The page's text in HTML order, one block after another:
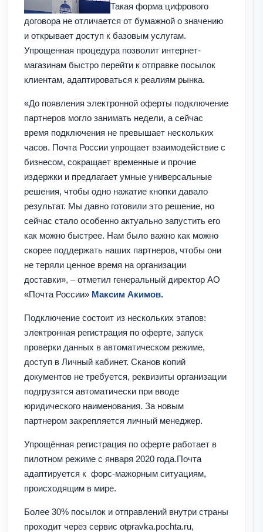
Такая форма цифрового
договора не отличается от бумажной о значению
и открывает доступ к базовым услугам.
Упрощенная процедура позволит интернет-
магазинам быстро перейти к отправке посылок
клиентам, адаптироваться к реалиям рынка.
«До появления электронной оферты подключение
партнеров могло занимать недели, а сейчас
время подключения не превышает нескольких
часов. Почта России упрощает взаимодействие с
бизнесом, сокращает временные и прочие
издержки и предлагает умные универсальные
решения, чтобы одно нажатие кнопки давало
результат. Мы давно готовили это решение, но
сейчас стало особенно актуально запустить его
как можно быстрее. Нам было важно как можно
скорее поддержать наших партнеров, чтобы они
не теряли ценное время на организации
доставки», – отметил генеральный директор АО
«Почта России» Максим Акимов.
Подключение состоит из нескольких этапов:
электронная регистрация по оферте, запуск
проверки данных в автоматическом режиме,
доступ в Личный кабинет. Сканов копий
документов не требуется, реквизиты организации
подгрузятся автоматически при вводе
юридического наименования. За новым
партнером закрепляется личный менеджер.
Упрощённая регистрация по оферте работает в
пилотном режиме с января 2020 года.Почта
адаптируется к форс-мажорным ситуациям,
происходящим в мире.
Более 30% посылок и отправлений внутри страны
проходит через сервис otpravka.pochta.ru,